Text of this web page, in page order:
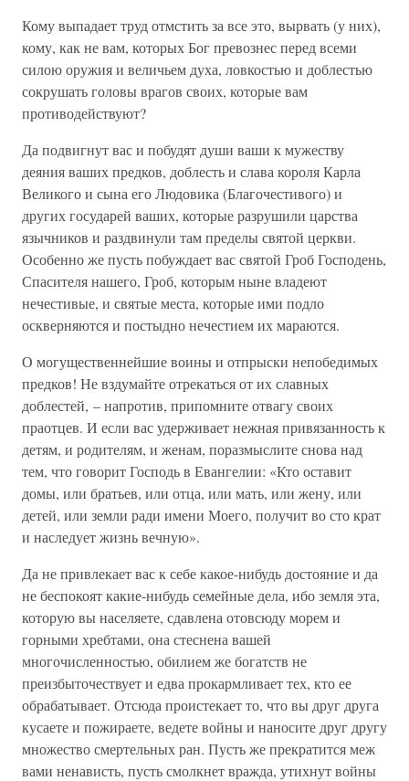
Кому выпадает труд отмстить за все это, вырвать (у них),
кому, как не вам, которых Бог превознес перед всеми
силою оружия и величьем духа, ловкостью и доблестью
сокрушать головы врагов своих, которые вам
противодействуют?
Да подвигнут вас и побудят души ваши к мужеству
деяния ваших предков, доблесть и слава короля Карла
Великого и сына его Людовика (Благочестивого) и
других государей ваших, которые разрушили царства
язычников и раздвинули там пределы святой церкви.
Особенно же пусть побуждает вас святой Гроб Господень,
Спасителя нашего, Гроб, которым ныне владеют
нечестивые, и святые места, которые ими подло
оскверняются и постыдно нечестием их мараются.
О могущественнейшие воины и отпрыски непобедимых
предков! Не вздумайте отрекаться от их славных
доблестей, – напротив, припомните отвагу своих
праотцев. И если вас удерживает нежная привязанность к
детям, и родителям, и женам, поразмыслите снова над
тем, что говорит Господь в Евангелии: «Кто оставит
домы, или братьев, или отца, или мать, или жену, или
детей, или земли ради имени Моего, получит во сто крат
и наследует жизнь вечную».
Да не привлекает вас к себе какое-нибудь достояние и да
не беспокоят какие-нибудь семейные дела, ибо земля эта,
которую вы населяете, сдавлена отовсюду морем и
горными хребтами, она стеснена вашей
многочисленностью, обилием же богатств не
преизбыточествует и едва прокармливает тех, кто ее
обрабатывает. Отсюда проистекает то, что вы друг друга
кусаете и пожираете, ведете войны и наносите друг другу
множество смертельных ран. Пусть же прекратится меж
вами ненависть, пусть смолкнет вражда, утихнут войны